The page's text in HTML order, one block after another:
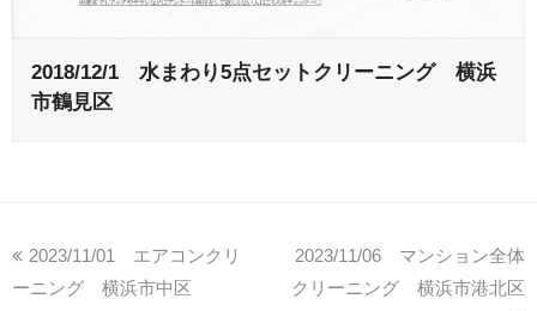
2018/12/1 水まわり5点セットクリーニング 横浜
市鶴見区
2023/11/01 エアコンクリ
ーニング 横浜市中区
2023/11/06 マンション全体
クリーニング 横浜市港北区